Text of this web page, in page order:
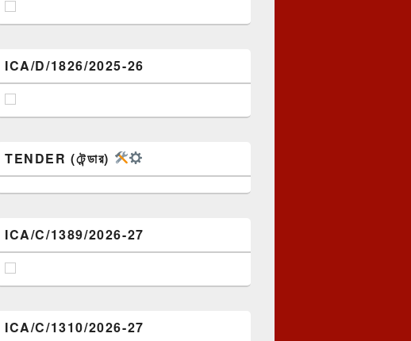
ICA/D/1826/2025-26
TENDER (টেন্ডার)
ICA/C/1389/2026-27
ICA/C/1310/2026-27